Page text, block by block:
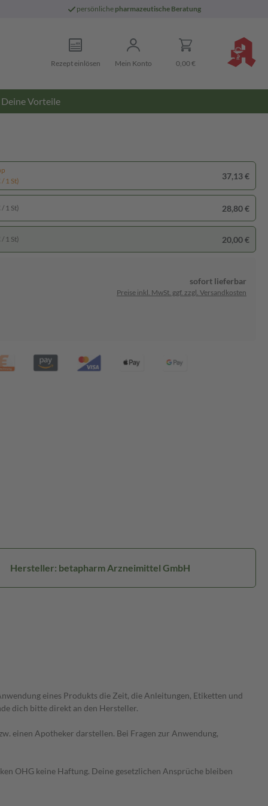
persönliche pharmazeutische Beratung
Rezept einlösen Mein Konto 0,00 €
Deine Vorteile
1 St)
37,13 €
1 St) 28,80 €
1 St) 20,00 €
sofort lieferbar
Preise inkl. MwSt. ggf. zzgl. Versandkosten
Hersteller: betapharm Arzneimittel GmbH
eines Produkts die Zeit, die Anleitungen, Etiketten und
dich bitte direkt an den Hersteller.
einen Apotheker darstellen. Bei Fragen zur Anwendung,
OHG keine Haftung. Deine gesetzlichen Ansprüche bleiben